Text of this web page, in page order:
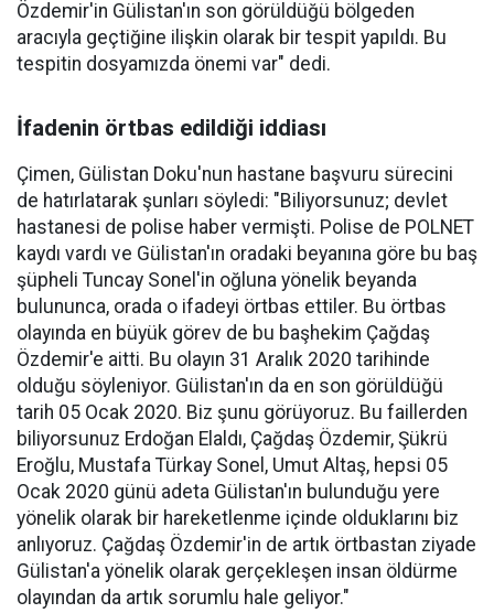
Özdemir'in Gülistan'ın son görüldüğü bölgeden
aracıyla geçtiğine ilişkin olarak bir tespit yapıldı. Bu
tespitin dosyamızda önemi var" dedi.
İfadenin örtbas edildiği iddiası
Çimen, Gülistan Doku'nun hastane başvuru sürecini
de hatırlatarak şunları söyledi: "Biliyorsunuz; devlet
hastanesi de polise haber vermişti. Polise de POLNET
kaydı vardı ve Gülistan'ın oradaki beyanına göre bu baş
şüpheli Tuncay Sonel'in oğluna yönelik beyanda
bulununca, orada o ifadeyi örtbas ettiler. Bu örtbas
olayında en büyük görev de bu başhekim Çağdaş
Özdemir'e aitti. Bu olayın 31 Aralık 2020 tarihinde
olduğu söyleniyor. Gülistan'ın da en son görüldüğü
tarih 05 Ocak 2020. Biz şunu görüyoruz. Bu faillerden
biliyorsunuz Erdoğan Elaldı, Çağdaş Özdemir, Şükrü
Eroğlu, Mustafa Türkay Sonel, Umut Altaş, hepsi 05
Ocak 2020 günü adeta Gülistan'ın bulunduğu yere
yönelik olarak bir hareketlenme içinde olduklarını biz
anlıyoruz. Çağdaş Özdemir'in de artık örtbastan ziyade
Gülistan'a yönelik olarak gerçekleşen insan öldürme
olayından da artık sorumlu hale geliyor."